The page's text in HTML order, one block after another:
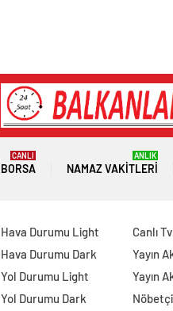
BORSA
CANLI
NAMAZ VAKITLERI
ANLIK
Hava Durumu Light
Hava Durumu Dark
Yol Durumu Light
Yol Durumu Dark
Canlı
Yayın
Yayın